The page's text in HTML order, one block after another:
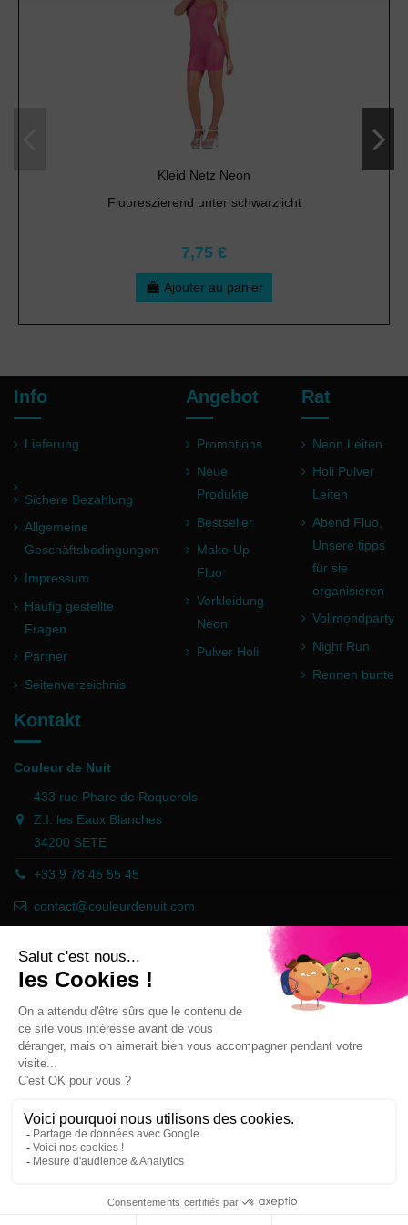
Kleid Netz Neon
Fluoreszierend unter schwarzlicht
7,75 €
Ajouter au panier
Info
Lieferung
Sichere Bezahlung
Allgemeine
Geschäftsbedingungen
Impressum
Häufig gestellte
Fragen
Partner
Seitenverzeichnis
Angebot
Promotions
Neue
Produkte
Bestseller
Make-Up
Fluo
Verkleidung
Neon
Pulver Holi
Rat
Neon Leiten
Holi Pulver
Leiten
Abend Fluo,
Unsere tipps
für sie
organisieren
Vollmondparty
Night Run
Rennen bunte
Kontakt
Couleur de Nuit
433 rue Phare de Roquerols
Z.I. les Eaux Blanches
34200 SETE
+33 9 78 45 55 45
contact@couleurdenuit.com
Händler zugelassen von Gesellschaft für Garantierte Bewertungen,
Klicken Sie hier
Newsletter
Sie können Ihr Einverständnis jederzeit